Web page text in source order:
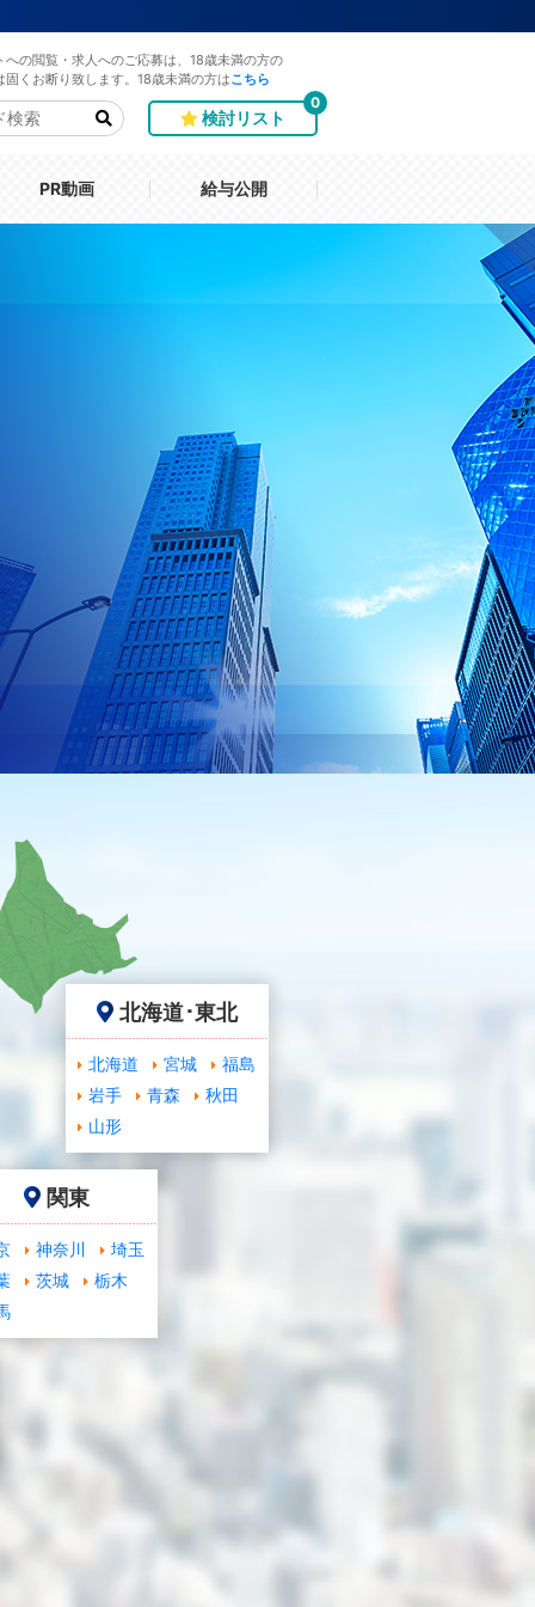
への閲覧・求人へのご応募は、18歳未満の方の
固くお断り致します。18歳未満の方は こちら
検討リスト
0
PR動画 給与公開
関東
神奈川
埼玉
茨城
栃木
北海道･東北
北海道 宮城
福島
岩手
青森
秋田
山形